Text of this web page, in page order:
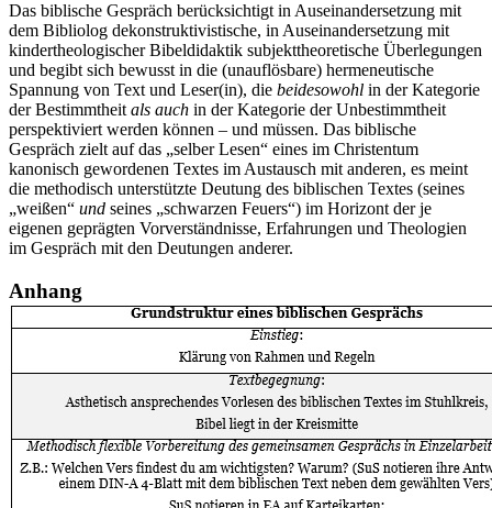
Das biblische Gespräch berücksichtigt in Auseinandersetzung mit
dem Bibliolog dekonstruktivistische, in Auseinandersetzung mit
kindertheologischer Bibeldidaktik subjekttheoretische Überlegungen
und begibt sich bewusst in die (unauflösbare) hermeneutische
Spannung von Text und Leser(in), die beidesowohl in der Kategorie
der Bestimmtheit als auch in der Kategorie der Unbestimmtheit
perspektiviert werden können – und müssen. Das biblische
Gespräch zielt auf das „selber Lesen“ eines im Christentum
kanonisch gewordenen Textes im Austausch mit anderen, es meint
die methodisch unterstützte Deutung des biblischen Textes (seines
„weißen“ und seines „schwarzen Feuers“) im Horizont der je
eigenen geprägten Vorverständnisse, Erfahrungen und Theologien
im Gespräch mit den Deutungen anderer.
Anhang